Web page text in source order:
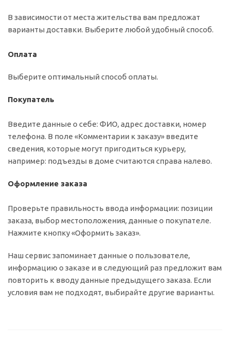
В зависимости от места жительства вам предложат
варианты доставки. Выберите любой удобный способ.
Оплата
Выберите оптимальный способ оплаты.
Покупатель
Введите данные о себе: ФИО, адрес доставки, номер
телефона. В поле «Комментарии к заказу» введите
сведения, которые могут пригодиться курьеру,
например: подъезды в доме считаются справа налево.
Оформление заказа
Проверьте правильность ввода информации: позиции
заказа, выбор местоположения, данные о покупателе.
Нажмите кнопку «Оформить заказ».
Наш сервис запоминает данные о пользователе,
информацию о заказе и в следующий раз предложит вам
повторить к вводу данные предыдущего заказа. Если
условия вам не подходят, выбирайте другие варианты.